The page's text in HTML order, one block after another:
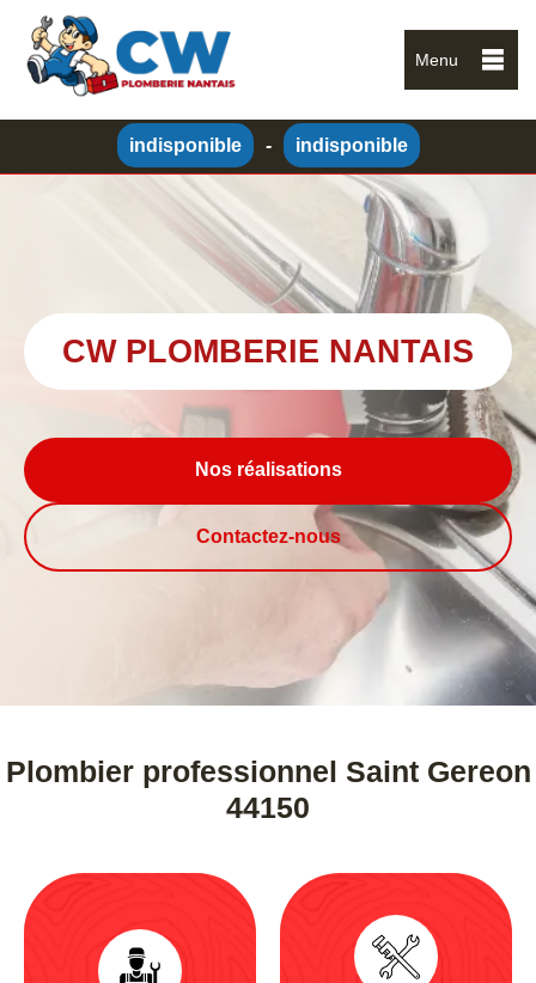
Menu
indisponible - indisponible
CW PLOMBERIE NANTAIS
Nos réalisations
Contactez-nous
Plombier professionnel Saint Gereon
44150